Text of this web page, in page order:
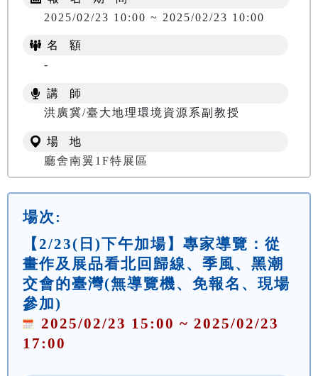
2025/02/23 10:00 ~ 2025/02/23 10:00
名 額
-
講 師
洪廣冀/臺大地理環境資源系副教授
場 地
廳舍南翼1F特展區
場次:
【2/23(日)下午加場】專家導覽：從
畫作及展品看北回歸線、季風、黑潮
交會的臺灣(無導覽機、免報名、現場
參加)
2025/02/23 15:00 ~ 2025/02/23
17:00